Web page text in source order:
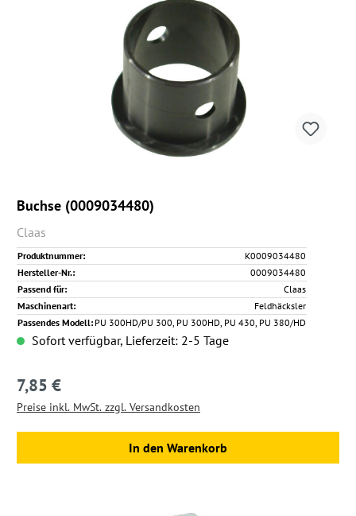
Buchse (0009034480)
Claas
Produktnummer:
K0009034480
Hersteller-Nr.:
0009034480
Passend für:
Claas
Maschinenart:
Feldhäcksler
Passendes Modell: PU 300HD/PU 300, PU 300HD, PU 430, PU 380/HD
Sofort verfügbar, Lieferzeit: 2-5 Tage
Regulärer Preis:
7,85 €
Preise inkl. MwSt. zzgl. Versandkosten
In den Warenkorb